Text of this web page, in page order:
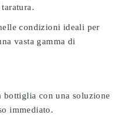
condizioni ideali per
vasta gamma di
bottiglia con una soluzione
immediato.